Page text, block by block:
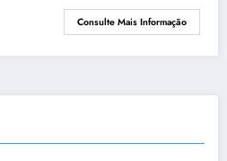
Consulte Mais Informação